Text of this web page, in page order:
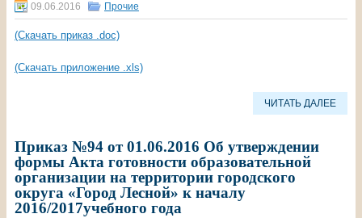
09.06.2016 Прочие
(Скачать приказ .doc)
(Скачать приложение .xls)
ЧИТАТЬ ДАЛЕЕ
Приказ №94 от 01.06.2016 Об утверждении
формы Акта готовности образовательной
организации на территории городского
округа «Город Лесной» к началу
2016/2017учебного года